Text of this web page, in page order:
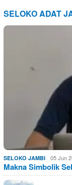
SELOKO ADAT
SELOKO JAMBI 05 Jun
Makna Simbolik